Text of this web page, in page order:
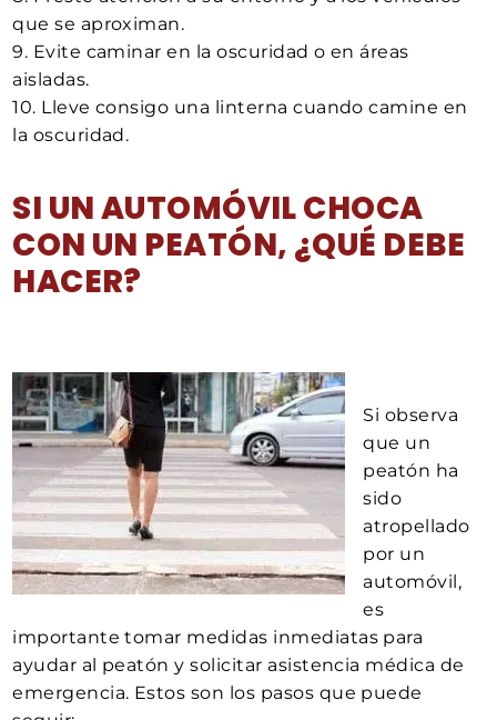
que se aproximan.
9. Evite caminar en la oscuridad o en áreas
aisladas.
10. Lleve consigo una linterna cuando camine en
la oscuridad.
SI UN AUTOMÓVIL CHOCA
CON UN PEATÓN, ¿QUÉ DEBE
HACER?
Si observa
que un
peatón ha
sido
atropellado
por un
automóvil,
es
importante tomar medidas inmediatas para
ayudar al peatón y solicitar asistencia médica de
emergencia. Estos son los pasos que puede